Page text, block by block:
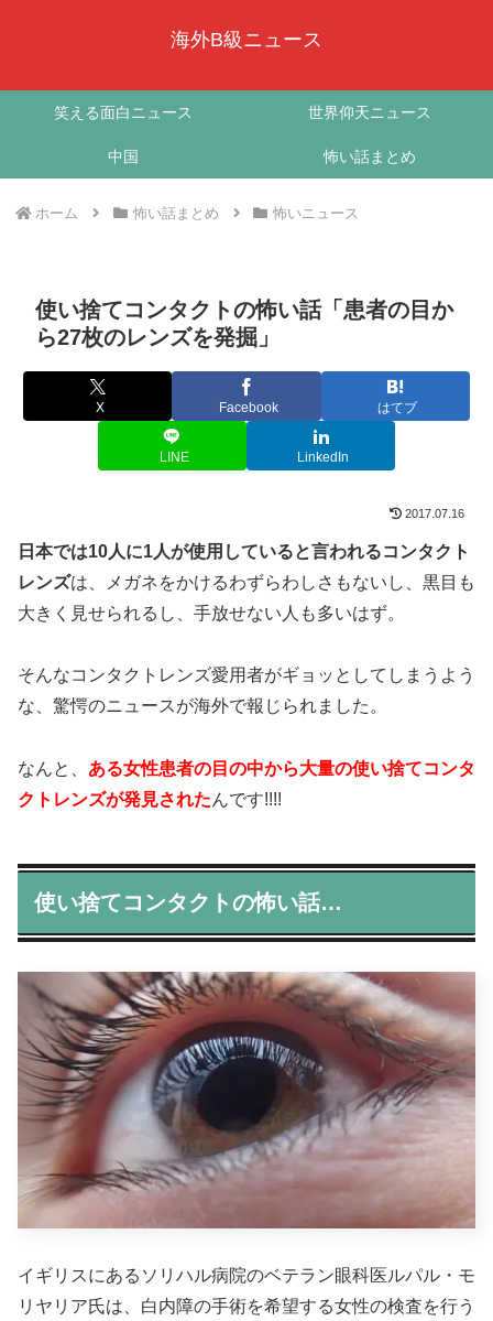
海外B級ニュース
笑える面白ニュース 世界仰天ニュース
中国 怖い話まとめ
ホーム 怖い話まとめ 怖いニュース
使い捨てコンタクトの怖い話「患者の目か
ら27枚のレンズを発掘」
X Facebook はてブ
LINE LinkedIn
2017.07.16
日本では10人に1人が使用していると言われるコンタクト
レンズは、メガネをかけるわずらわしさもないし、黒目も
大きく見せられるし、手放せない人も多いはず。
そんなコンタクトレンズ愛用者がギョッとしてしまうよう
な、驚愕のニュースが海外で報じられました。
なんと、 ある女性患者の目の中から大量の使い捨てコンタ
クトレンズが発見されたんです!!!!
使い捨てコンタクトの怖い話…
イギリスにあるソリハル病院のベテラン眼科医ルパル・モ
リヤリア氏は、白内障の手術を希望する女性の検査を行う